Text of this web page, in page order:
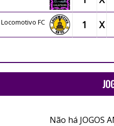
Locomotivo FC 1 X
Não há JOGOS